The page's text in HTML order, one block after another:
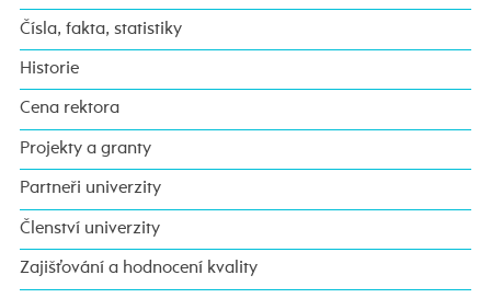
Čísla, fakta, statistiky
Historie
Cena rektora
Projekty a granty
Partneři univerzity
Členství univerzity
Zajišťování a hodnocení kvality